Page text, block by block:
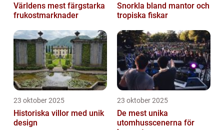
Världens mest färgstarka
frukostmarknader
Snorkla bland mantor och
tropiska fiskar
23 oktober 2025
Historiska villor med unik
design
23 oktober 2025
De mest unika
utomhusscenerna för